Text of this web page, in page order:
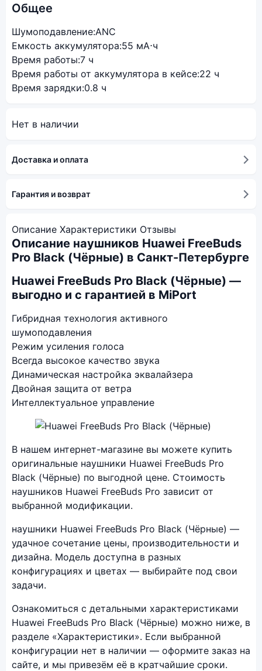
Общее
Шумоподавление:ANC
Емкость аккумулятора:55 мА⋅ч
Время работы:7 ч
Время работы от аккумулятора в кейсе:22 ч
Время зарядки:0.8 ч
Нет в наличии
Доставка и оплата
Гарантия и возврат
Описание Характеристики Отзывы
Описание наушников Huawei FreeBuds
Pro Black (Чёрные) в Санкт-Петербурге
Huawei FreeBuds Pro Black (Чёрные) —
выгодно и с гарантией в MiPort
Гибридная технология активного
шумоподавления
Режим усиления голоса
Всегда высокое качество звука
Динамическая настройка эквалайзера
Двойная защита от ветра
Интеллектуальное управление
В нашем интернет-магазине вы можете купить
оригинальные наушники Huawei FreeBuds Pro
Black (Чёрные) по выгодной цене. Стоимость
наушников Huawei FreeBuds Pro зависит от
выбранной модификации.
наушники Huawei FreeBuds Pro Black (Чёрные) —
удачное сочетание цены, производительности и
дизайна. Модель доступна в разных
конфигурациях и цветах — выбирайте под свои
задачи.
Ознакомиться с детальными характеристиками
Huawei FreeBuds Pro Black (Чёрные) можно ниже, в
разделе «Характеристики». Если выбранной
конфигурации нет в наличии — оформите заказ на
сайте, и мы привезём её в кратчайшие сроки.